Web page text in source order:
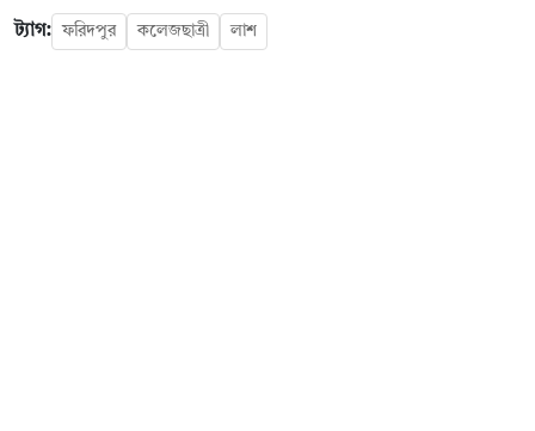
ট্যাগ: ফরিদপুর কলেজছাত্রী লাশ